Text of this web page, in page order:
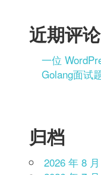
近期评论
一位
Golang面试
归档
2026 年 8 月